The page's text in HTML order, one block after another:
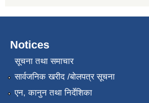
Notices
सूचना तथा समाचार
सार्वजनिक खरीद /बोलपत्र सूचना
एन, कानुन तथा निर्देशिका